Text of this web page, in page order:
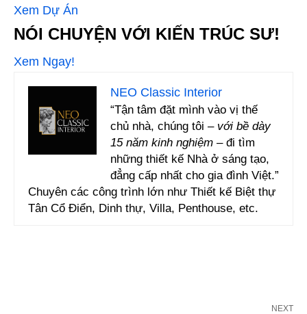
Xem Dự Án
NÓI CHUYỆN VỚI KIẾN TRÚC SƯ!
Xem Ngay!
NEO Classic Interior
“Tận tâm đặt mình vào vị thế
chủ nhà, chúng tôi – với bề dày
15 năm kinh nghiệm – đi tìm
những thiết kế Nhà ở sáng tạo,
đẳng cấp nhất cho gia đình Việt.”
Chuyên các công trình lớn như Thiết kế Biệt thự
Tân Cổ Điển, Dinh thự, Villa, Penthouse, etc.
NEXT